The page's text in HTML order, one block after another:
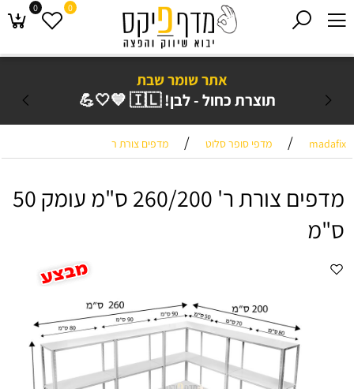
אתר שומר שבת
תוצרת כחול - לבן! 🇮🇱 💙🤍💪
0 0
madafix
/ מדפי סופר סלוט / מדפים צורת ר
מדפים צורת ר' 260/200 ס"מ עומק 50
ס"מ